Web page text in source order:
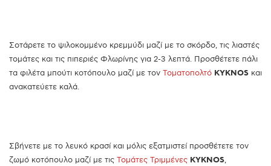
Σοτάρετε το ψιλοκομμένο κρεμμύδι μαζί με το σκόρδο, τις λιαστές
τομάτες και τις πιπεριές Φλωρίνης για 2-3 λεπτά. Προσθέτετε πάλι
τα φιλέτα μπούτι κοτόπουλο μαζί με τον Τοματοπολτό KYKNOS και
ανακατεύετε καλά.
Σβήνετε με το λευκό κρασί και μόλις εξατμιστεί προσθέτετε τον
ζωμό κοτόπουλο μαζί με τις Τομάτες Τριμμένες KYKNOS,